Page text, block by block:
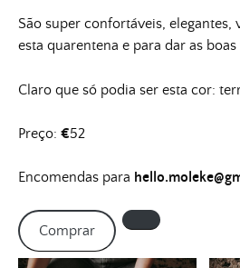
São super confortáveis, elegantes,
esta quarentena e para dar as
Claro que só podia ser esta cor:
Preço: €52
Encomendas para
Comprar